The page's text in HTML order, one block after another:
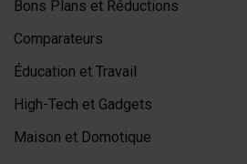
Bons Plans et Réductions
Comparateurs
Éducation et Travail
High-Tech et Gadgets
Maison et Domotique